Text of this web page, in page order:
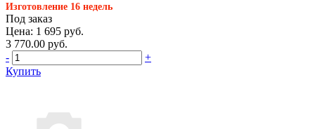
Изготовление 16 недель
Под заказ
Цена: 1 695 руб.
3 770.00 руб.
-
+
Купить